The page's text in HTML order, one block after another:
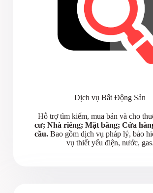
Dịch vụ Bất Động Sản
Hỗ trợ tìm kiếm, mua bán và cho
cư; Nhà riêng; Mặt bằng; Cửa
cầu. Bao gồm dịch vụ pháp lý, bảo
vụ thiết yếu điện, nước, gas.